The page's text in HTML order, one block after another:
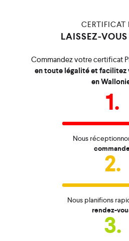
CERTIFICAT
LAISSEZ-
Commandez votre certificat
en toute légalité et
en
1.
Nous
2.
Nous planifions
rendez-
3.